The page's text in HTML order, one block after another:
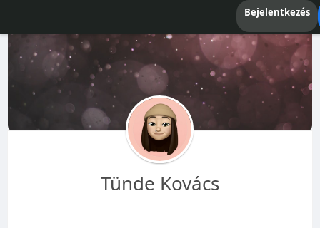
Bejelentkezés
Tünde Kovács